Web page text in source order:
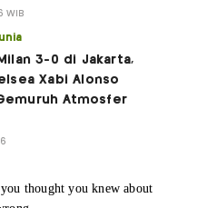
WIB
3-0 di Jakarta,
Xabi Alonso
Atmosfer